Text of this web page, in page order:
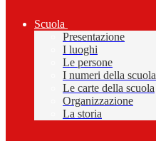
Scuola
Presentazione
I luoghi
Le persone
I numeri della scuola
Le carte della scuola
Organizzazione
La storia